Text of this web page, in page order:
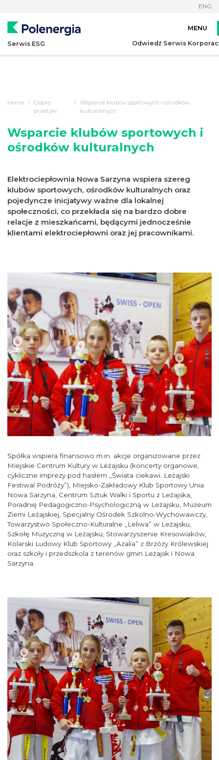
ENG
Serwis ESG Odwiedź Serwis
Home
Dobre
praktyki
Wsparcie klubów sportowych i ośrodków
kulturalnych
Wsparcie klubów sportowych i
ośrodków kulturalnych
Elektrociepłownia Nowa Sarzyna wspiera szereg
klubów sportowych, ośrodków kulturalnych oraz
pojedyncze inicjatywy ważne dla lokalnej
społeczności, co przekłada się na bardzo dobre
relacje z mieszkańcami, będącymi jednocześnie
klientami elektrociepłowni oraz jej pracownikami.
Spółka wspiera finansowo m.in. akcje organizowane przez
Miejskie Centrum Kultury w Leżajsku (koncerty organowe,
cykliczne imprezy pod hasłem „Świata ciekawi. Leżajski
Festiwal Podróży”), Miejsko-Zakładowy Klub Sportowy Unia
Nowa Sarzyna, Centrum Sztuk Walki i Sportu z Leżajska,
Poradnię Pedagogiczno-Psychologiczną w Leżajsku, Muzeum
Ziemi Leżajskiej, Specjalny Ośrodek Szkolno-Wychowawczy,
Towarzystwo Społeczno-Kulturalne „Leliwa” w Leżajsku,
Szkołę Muzyczną w Leżajsku, Stowarzyszenie Kresowiaków,
Kolarski Ludowy Klub Sportowy „Azalia” z Brzózy Królewskiej
oraz szkoły i przedszkola z terenów gmin Leżajsk i Nowa
Sarzyna.